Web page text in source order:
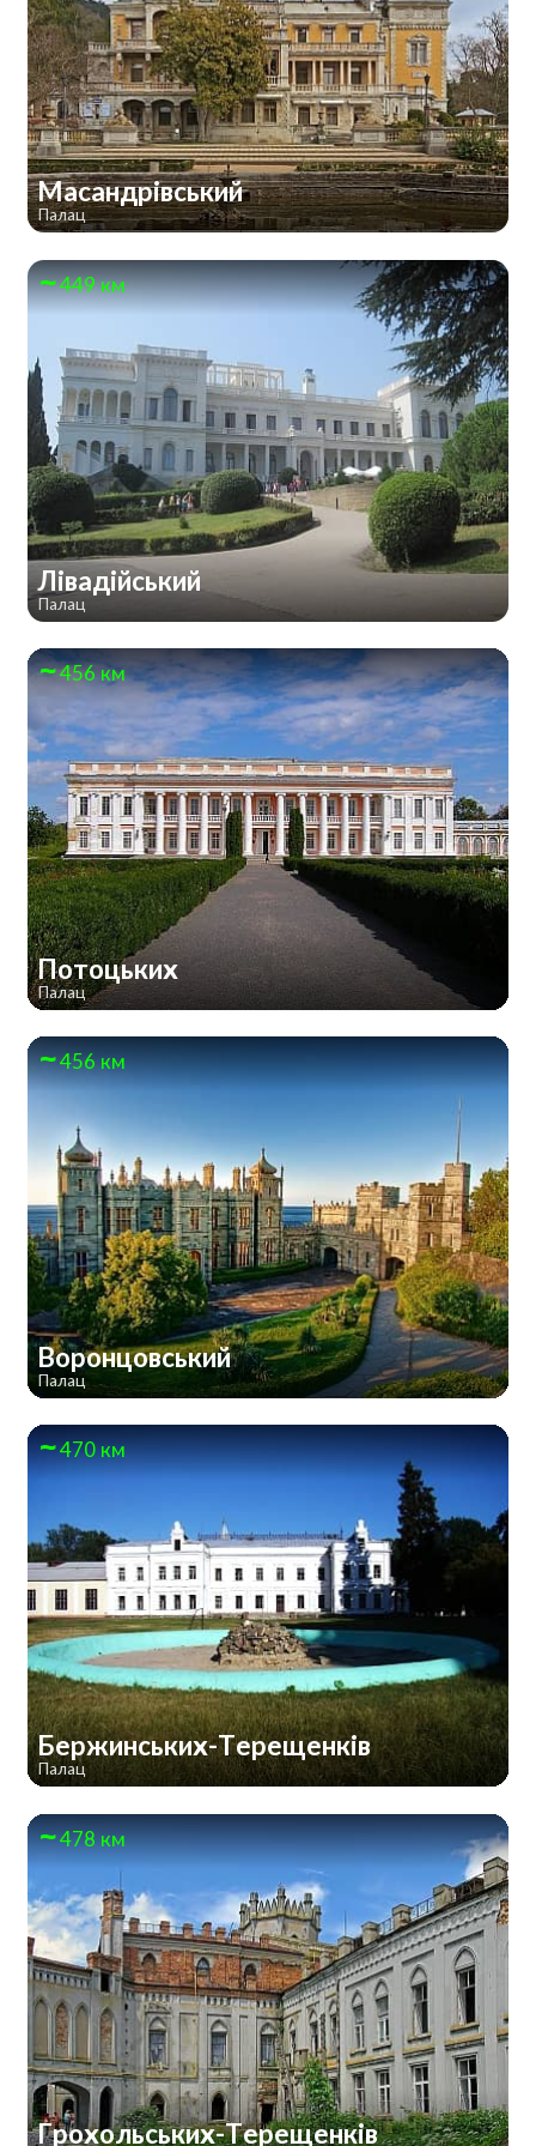
Масандрівський
Палац
449 км
Лівадійський
Палац
456 км
Потоцьких
Палац
456 км
Воронцовський
Палац
470 км
Бержинських-Терещенків
Палац
478 км
Грохольських-Терещенків